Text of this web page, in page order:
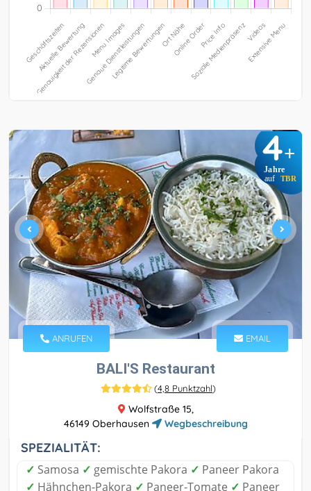
4+
Jahre
auf TBR
ANRUFEN EMAIL
BALI'S Restaurant
(4,8 Punktzahl)
Wolfstraße 15,
46149 Oberhausen
Wegbeschreibung
SPEZIALITÄT:
✓ Samosa ✓ gemischte Pakora ✓ Paneer Pakora
✓ Hähnchen-Pakora ✓ Paneer-Tomate ✓ Paneer